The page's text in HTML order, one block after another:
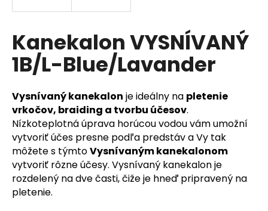
Kanekalon VYSNÍVANÝ
1B/L-Blue/Lavander
Vysnívaný kanekalon je ideálny na pletenie
vrkočov, braiding a tvorbu účesov.
Nízkoteplotná úprava horúcou vodou vám umožní
vytvoriť účes presne podľa predstáv a Vy tak
môžete s týmtoVysnívaným kanekalonom
vytvoriť rôzne účesy. Vysnívaný kanekalon je
rozdelený na dve časti, čiže je hneď pripravený na
pletenie.
d
p
o
r
ú
č
a
m
e